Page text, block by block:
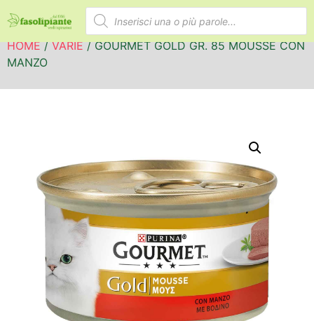
HOME/VARIE/ GOURMET GOLD GR. 85 MOUSSE CON
MANZO